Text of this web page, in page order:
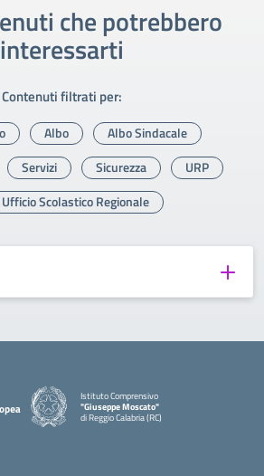
che potrebbero
interessarti
Contenuti filtrati per:
Albo
Albo Sindacale
Servizi Sicurezza
URP
Scolastico Regionale
Istituto Comprensivo
"Giuseppe Moscato"
di Reggio Calabria (RC)
— Visita la pagina iniziale della scuola